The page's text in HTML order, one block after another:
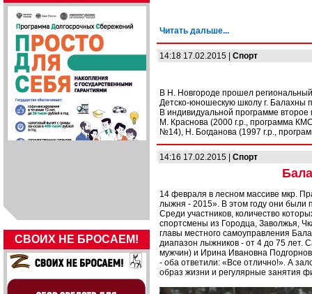
СВОИХ НЕ БРОСАЕМ!
Читать дальше...
14:18 17.02.2015 | Спорт
В Н. Новгороде прошел
Детско-юношескую школу г. Балахны
В индивидуальной программе
М. Краснова (2000 г.р., программа
№14), Н. Богданова (1997 г.р.,
14:16 17.02.2015 | Спорт
14 февраля в лесном массиве мкр.
лыжня - 2015». В этом году они были
Среди участников, количество
спортсмены из Городца, Заволжья,
главы местного самоуправления
диапазон лыжников - от 4 до 75 лет.
мужчин) и Ирина Ивановна
- оба ответили: «Все отлично!». А
образ жизни и регулярные занятия